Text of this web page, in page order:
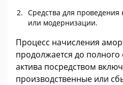
Средства для
или модернизации.
Процесс начисления
продолжается до полного
актива посредством
производственные или